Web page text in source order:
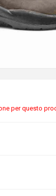
per questo